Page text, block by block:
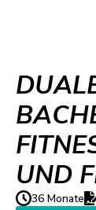
UND
36 Monate